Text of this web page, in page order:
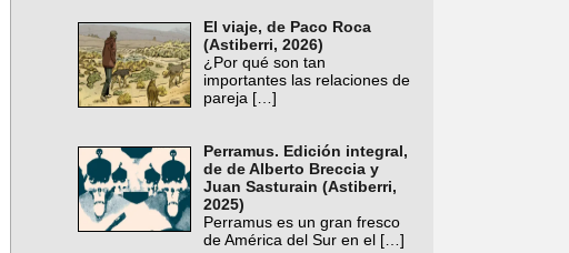
El viaje, de Paco Roca
(Astiberri, 2026)
¿Por qué son tan
importantes las relaciones de
pareja […]
Perramus. Edición integral,
de de Alberto Breccia y
Juan Sasturain (Astiberri,
2025)
Perramus es un gran fresco
de América del Sur en el […]